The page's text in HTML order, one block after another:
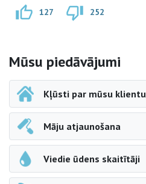
127 252
Sāna navigācija
Mūsu piedāvājumi
Kļūsti par mūsu klientu
Māju atjaunošana
Viedie ūdens skaitītāji